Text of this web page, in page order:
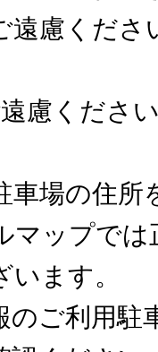
遠慮くださ
慮くださ
場の住所
マップでは
ます。
のご利用駐